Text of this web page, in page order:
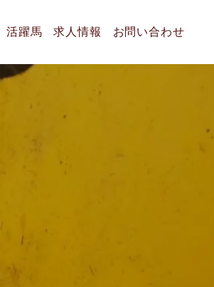
活躍馬 求人情報 お問い合わせ